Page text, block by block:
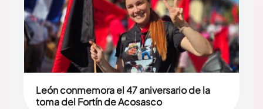
León conmemora el 47 aniversario de la
toma del Fortín de Acosasco